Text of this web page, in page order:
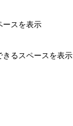
ースを表示
るスペースを表示